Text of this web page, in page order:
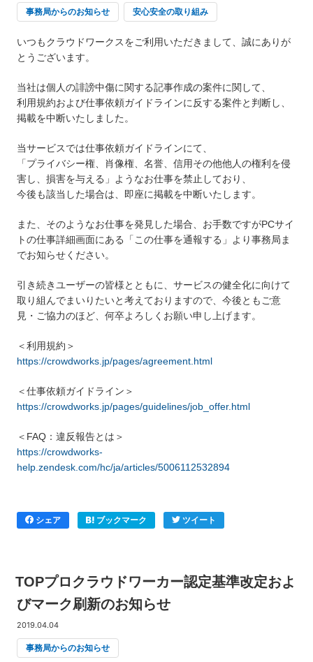
事務局からのお知らせ 安心安全の取り組み
いつもクラウドワークスをご利用いただきまして、誠にありが
とうございます。
当社は個人の誹謗中傷に関する記事作成の案件に関して、
利用規約および仕事依頼ガイドラインに反する案件と判断し、
掲載を中断いたしました。
当サービスでは仕事依頼ガイドラインにて、
「プライバシー権、肖像権、名誉、信用その他他人の権利を侵
害し、損害を与える」ようなお仕事を禁止しており、
今後も該当した場合は、即座に掲載を中断いたします。
また、そのようなお仕事を発見した場合、お手数ですがPCサイ
トの仕事詳細画面にある「この仕事を通報する」より事務局ま
でお知らせください。
引き続きユーザーの皆様とともに、サービスの健全化に向けて
取り組んでまいりたいと考えておりますので、今後ともご意
見・ご協力のほど、何卒よろしくお願い申し上げます。
＜利用規約＞
https://crowdworks.jp/pages/agreement.html
＜仕事依頼ガイドライン＞
https://crowdworks.jp/pages/guidelines/job_offer.html
＜FAQ：違反報告とは＞
https://crowdworks-
help.zendesk.com/hc/ja/articles/5006112532894
シェア ブックマーク ツイート
TOPプロクラウドワーカー認定基準改定およ
びマーク刷新のお知らせ
2019.04.04
事務局からのお知らせ